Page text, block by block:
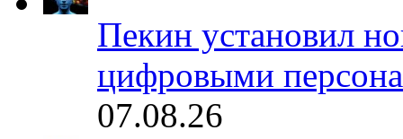
Пекин установил
цифровыми
07.08.26